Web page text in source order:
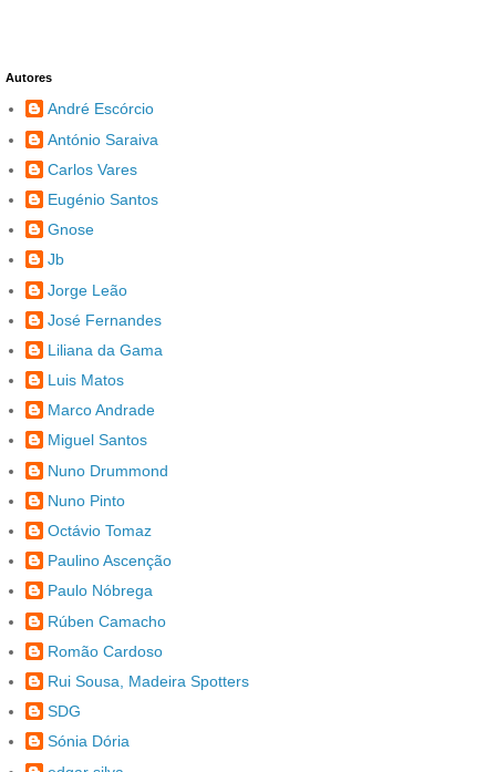
Autores
André Escórcio
António Saraiva
Carlos Vares
Eugénio Santos
Gnose
Jb
Jorge Leão
José Fernandes
Liliana da Gama
Luis Matos
Marco Andrade
Miguel Santos
Nuno Drummond
Nuno Pinto
Octávio Tomaz
Paulino Ascenção
Paulo Nóbrega
Rúben Camacho
Romão Cardoso
Rui Sousa, Madeira Spotters
SDG
Sónia Dória